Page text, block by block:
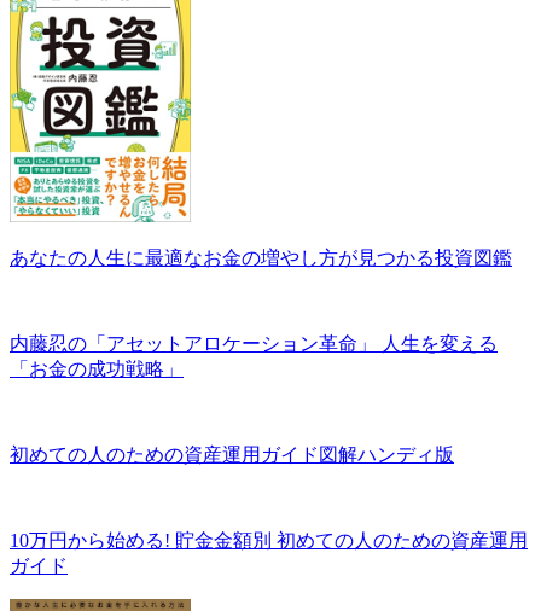
あなたの人生に最適なお金の増やし方が見つかる投資図鑑
内藤忍の「アセットアロケーション革命」 人生を変える
「お金の成功戦略」
初めての人のための資産運用ガイド図解ハンディ版
10万円から始める! 貯金金額別 初めての人のための資産運用
ガイド